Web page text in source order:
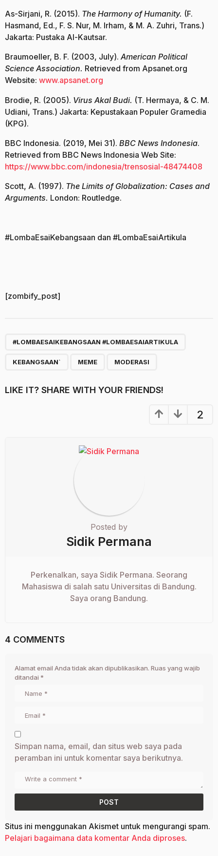
As-Sirjani, R. (2015). The Harmony of Humanity. (F.
Hasmand, Ed., F. S. Nur, M. Irham, & M. A. Zuhri, Trans.)
Jakarta: Pustaka Al-Kautsar.
Braumoeller, B. F. (2003, July).American Political
Science Association. Retrieved from Apsanet.org
Website: www.apsanet.org
Brodie, R. (2005). Virus Akal Budi. (T. Hermaya, & C. M.
Udiani, Trans.) Jakarta: Kepustakaan Populer Gramedia
(KPG).
BBC Indonesia. (2019, Mei 31). BBC News Indonesia.
Retrieved from BBC News Indonesia Web Site:
https://www.bbc.com/indonesia/trensosial-48474408
Scott, A. (1997). The Limits of Globalization: Cases and
Arguments. London: Routledge.
#LombaEsaiKebangsaan dan #LombaEsaiArtikula
[zombify_post]
#LOMBAESAIKEBANGSAAN #LOMBAESAIARTIKULA
KEBANGSAAN` MEME MODERASI
LIKE IT? SHARE WITH YOUR FRIENDS!
2
Posted by
Sidik Permana
Perkenalkan, saya Sidik Permana. Seorang
Mahasiswa di salah satu Universitas di Bandung.
Saya orang Bandung.
4 COMMENTS
Alamat email Anda tidak akan dipublikasikan. Ruas yang wajib
ditandai *
Simpan nama, email, dan situs web saya pada
peramban ini untuk komentar saya berikutnya.
Situs ini menggunakan Akismet untuk mengurangi spam.
Pelajari bagaimana data komentar Anda diproses.